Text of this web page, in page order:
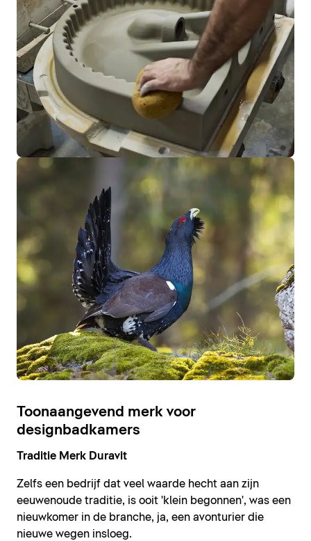
Toonaangevend merk voor
designbadkamers
Traditie Merk Duravit
Zelfs een bedrijf dat veel waarde hecht aan zijn
eeuwenoude traditie, is ooit 'klein begonnen', was een
nieuwkomer in de branche, ja, een avonturier die
nieuwe wegen insloeg.